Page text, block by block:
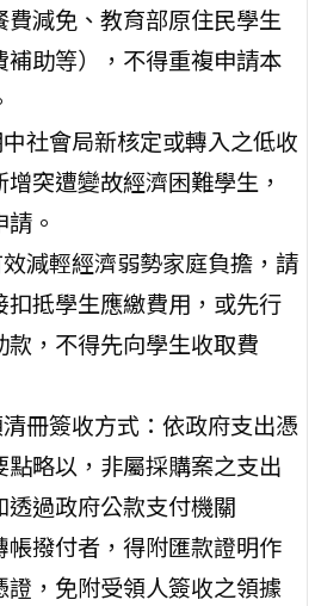
費減免、教育部原住民學生
補助等），不得重複申請本
社會局新核定或轉入之低收
增突遭變故經濟困難學生，
。
減輕經濟弱勢家庭負擔，請
扣抵學生應繳費用，或先行
款，不得先向學生收取費
冊簽收方式：依政府支出憑
點略以，非屬採購案之支出
透過政府公款支付機關
帳撥付者，得附匯款證明作
證，免附受領人簽收之領據